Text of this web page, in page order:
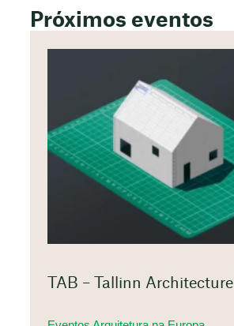
Próximos eventos
TAB – Tallinn